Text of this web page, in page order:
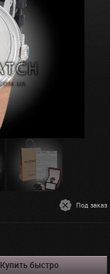
Под заказ
Купить быстро